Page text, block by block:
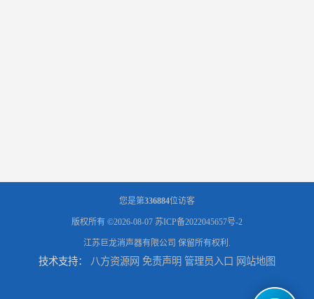
您是第336884位访客
版权所有 ©2026-08-07 苏ICP备2022045657号-2
江苏巨龙消声器有限公司 保留所有权利.
技术支持： 八方资源网 免责声明 管理员入口 网站地图